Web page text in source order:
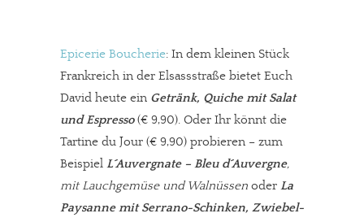
Epicerie Boucherie: In dem kleinen Stück
Frankreich in der Elsassstraße bietet Euch
David heute ein Getränk, Quiche mit Salat
und Espresso(€ 9,90). Oder Ihr könnt die
Tartine du Jour (€ 9,90) probieren – zum
Beispiel L´Auvergnate – Bleu d´Auvergne,
mit Lauchgemüse und Walnüssen oder La
Paysanne mit Serrano-Schinken, Zwiebel-